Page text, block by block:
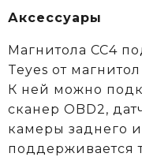
Аксессуары
Магнитола CC4
Teyes от
К ней можно
сканер OBD2,
камеры заднего
поддерживается